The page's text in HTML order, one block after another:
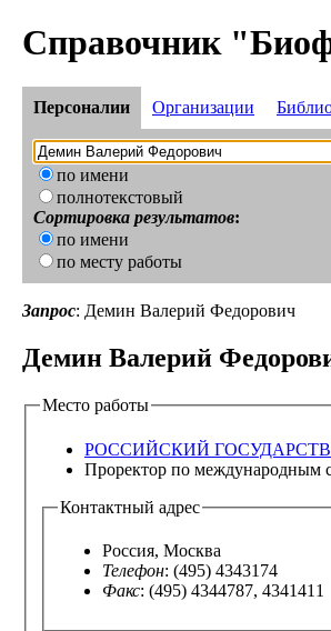
Справочник
Персоналии Организации
по имени
полнотекстовый
Сортировка результатов:
по имени
по месту работы
Запрос: Демин Валерий Федорович
Демин Валерий
Место работы
РОССИЙСКИЙ
Проректор по международным
Контактный адрес
Россия, Москва
Телефон: (495) 4343174
Факс: (495) 4344787, 4341411